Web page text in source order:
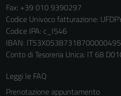
Fax: +39 010 9390297
Codice Univoco fatturazione:
Codice IPA: c_l546
IBAN:
Conto di Tesoreria Unica: IT 68
Leggi le FAQ
Prenotazione appuntamento